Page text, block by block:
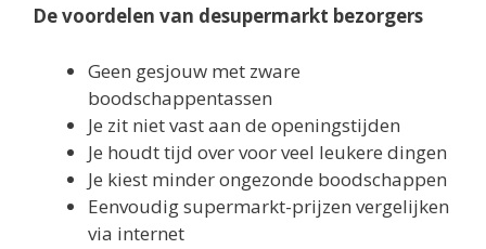
De voordelen van desupermarkt bezorgers
Geen gesjouw met zware
boodschappentassen
Je zit niet vast aan de openingstijden
Je houdt tijd over voor veel leukere dingen
Je kiest minder ongezonde boodschappen
Eenvoudig supermarkt-prijzen vergelijken
via internet